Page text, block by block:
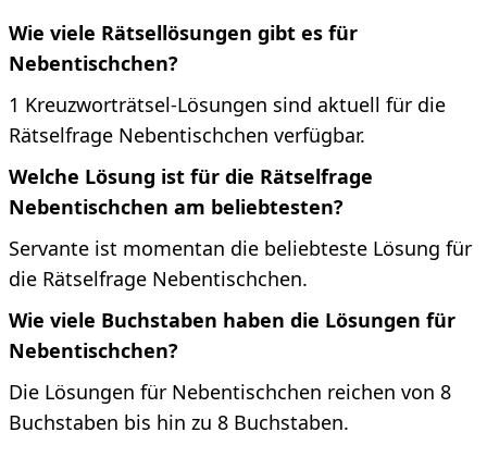
Wie viele Rätsellösungen gibt es für
Nebentischchen?
1 Kreuzworträtsel-Lösungen sind aktuell für die
Rätselfrage Nebentischchen verfügbar.
Welche Lösung ist für die Rätselfrage
Nebentischchen am beliebtesten?
Servante ist momentan die beliebteste Lösung für
die Rätselfrage Nebentischchen.
Wie viele Buchstaben haben die Lösungen für
Nebentischchen?
Die Lösungen für Nebentischchen reichen von 8
Buchstaben bis hin zu 8 Buchstaben.